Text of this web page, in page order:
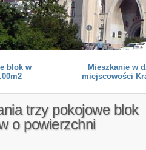
blok w
Mieszkanie w
miejscowości
trzy pokojowe blok
o powierzchni